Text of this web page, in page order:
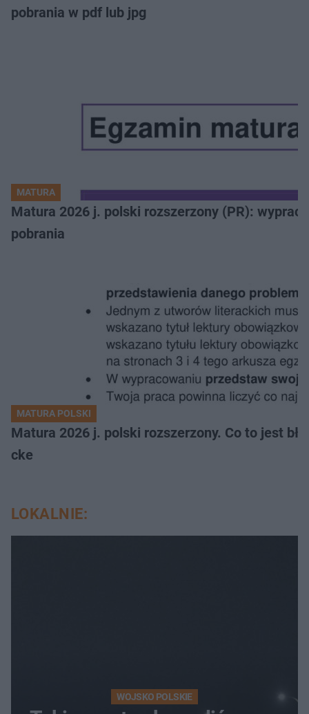
pobrania w pdf lub jpg
MATURA
Matura 2026 j. polski rozszerzony (PR):
pobrania
MATURA POLSKI
Matura 2026 j. polski rozszerzony. Co to jest
cke
LOKALNIE:
WOJSKO POLSKIE